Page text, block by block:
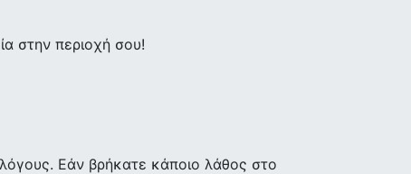
στην περιοχή σου!
Εάν βρήκατε κάποιο λάθος στο